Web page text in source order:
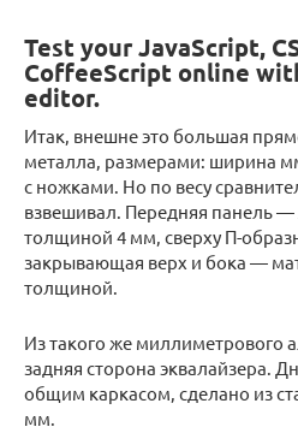
Test your JavaScript,
CoffeeScript online
editor.
Итак, внешне это большая
металла, размерами: ширина
с ножками. Но по весу
взвешивал. Передняя панель
толщиной 4 мм, сверху П-
закрывающая верх и бока —
толщиной.
Из такого же миллиметрового
задняя сторона эквалайзера.
общим каркасом, сделано из
мм.